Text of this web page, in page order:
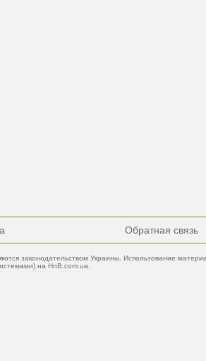
Обратная связь
законодательством Украины. Использование
на HnB.com.ua.